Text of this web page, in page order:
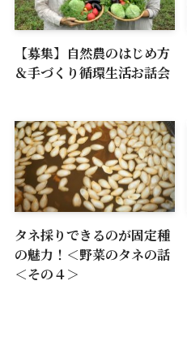
【募集】自然農のはじめ方
＆手づくり循環生活お話会
タネ採りできるのが固定種
の魅力！＜野菜のタネの話
＜その４＞